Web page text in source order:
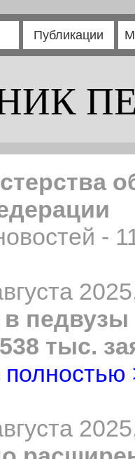
Публикации
-
в
тыс.
полностью